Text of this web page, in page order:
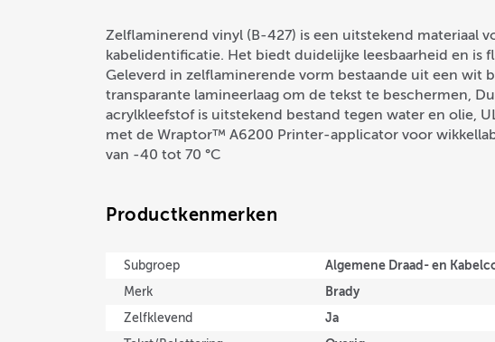
Zelflaminerend vinyl (B-427) is een uitstekend materiaal
kabelidentificatie. Het biedt duidelijke leesbaarheid en is
Geleverd in zelflaminerende vorm bestaande uit een wit
transparante lamineerlaag om de tekst te beschermen,
acrylkleefstof is uitstekend bestand tegen water en olie,
met de Wraptor™ A6200 Printer-applicator voor
van -40 tot 70 °C
Productkenmerken
Subgroep Algemene Draad- en
Merk Brady
Zelfklevend Ja